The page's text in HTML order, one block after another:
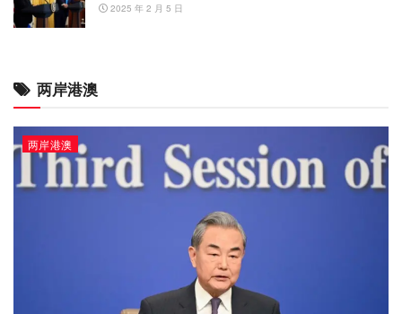
2025 年 2 月 5 日
两岸港澳
两岸港澳